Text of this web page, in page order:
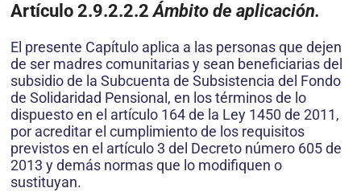
Artículo 2.9.2.2.2Ámbito de aplicación.
El presente Capítulo aplica a las personas que dejen
de ser madres comunitarias y sean beneficiarias del
subsidio de la Subcuenta de Subsistencia del Fondo
de Solidaridad Pensional, en los términos de lo
dispuesto en el artículo 164 de la Ley 1450 de 2011,
por acreditar el cumplimiento de los requisitos
previstos en el artículo 3 del Decreto número 605 de
2013 y demás normas que lo modifiquen o
sustituyan.